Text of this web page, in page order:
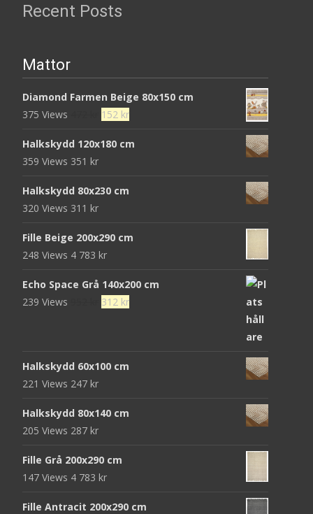
Recent Posts
Mattor
Diamond Farmen Beige 80x150 cm
375 Views
Det
priset
152 krDet
priset
Halkskydd 120x180 cm
359 Views 351 kr
Halkskydd 80x230 cm
320 Views 311 kr
Fille Beige 200x290 cm
248 Views 4 783 kr
Echo Space Grå 140x200 cm
239 Views
Det
952 kr.
312 krDet
Halkskydd 60x100 cm
221 Views 247 kr
Halkskydd 80x140 cm
205 Views 287 kr
Fille Grå 200x290 cm
147 Views 4 783 kr
Fille Antracit 200x290 cm